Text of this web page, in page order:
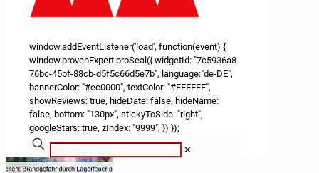
window.addEventListener('load', function(event) {
window.provenExpert.proSeal({ widgetId: "7c5936a8-
76bc-45bf-88cb-d5f5c66d5e7b", language:"de-DE",
bannerColor: "#ec0000", textColor: "#FFFFFF",
showReviews: true, hideDate: false, hideName:
false, bottom: "130px", stickyToSide: "right",
googleStars: true, zIndex: "9999", }) });
✕